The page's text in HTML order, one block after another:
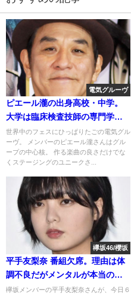
電気グルーヴ
ピエール瀧の出身高校・中学。
大学は臨床検査技師の専門学校
(若い頃)
世界中のフェスにひっぱりたごの電気グル
ーヴ。 メンバーのピエール瀧さんはグル
ープの中心核。 作る楽曲の良さだけでな
くステージングのユニークさ...
欅坂46/櫻坂
平手友梨奈 番組欠席。理由は体
調不良だがメンタルが本当の原
因？
欅坂メンバーの平手友梨奈さんが、今日６